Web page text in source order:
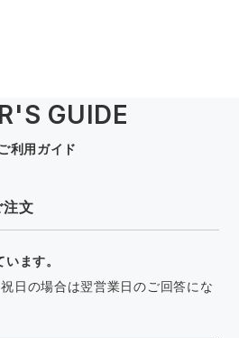
GUIDE
利用ガイド
文
ます。
日の場合は翌営業日のご回答にな